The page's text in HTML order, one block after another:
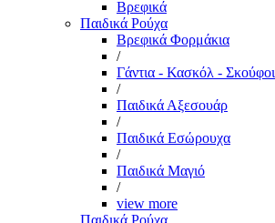
Βρεφικά
Παιδικά Ρούχα
Βρεφικά Φορμάκια
/
Γάντια - Κασκόλ - Σκούφοι
/
Παιδικά Αξεσουάρ
/
Παιδικά Εσώρουχα
/
Παιδικά Μαγιό
/
view more
Παιδικά Ρούχα